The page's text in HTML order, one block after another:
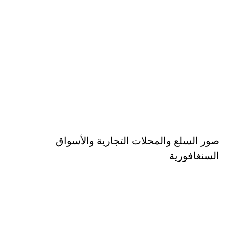
صور السلع والمحلات التجارية والأسواق
السنغافورية